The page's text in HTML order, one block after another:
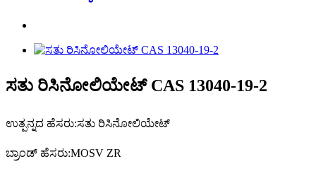
ಸತು ರಿಸಿನೋಲಿಯೇಟ್ CAS 13040-19-2
ಉತ್ಪನ್ನದ ಹೆಸರು:ಸತು ರಿಸಿನೋಲಿಯೇಟ್
ಬ್ರಾಂಡ್ ಹೆಸರು:MOSV ZR